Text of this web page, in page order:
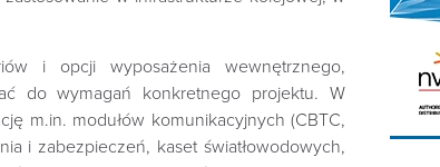
i opcji wyposażenia wewnętrznego,
do wymagań konkretnego projektu. W
m.in. modułów komunikacyjnych (CBTC,
i zabezpieczeń, kaset światłowodowych,